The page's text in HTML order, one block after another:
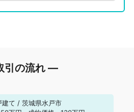
引の流れ ―
建て / 茨城県水戸市